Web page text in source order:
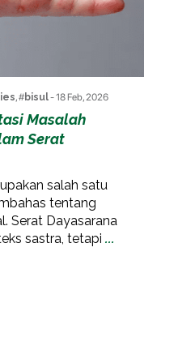
, #bisul- 18 Feb, 2026
Masalah
Serat
salah satu
tentang
Serat Dayasarana
sastra, tetapi ...